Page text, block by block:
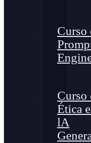
Curso
Curso
Ética
lA